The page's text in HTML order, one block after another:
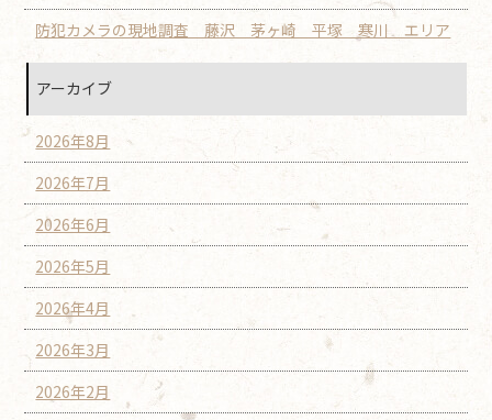
防犯カメラの現地調査 藤沢 茅ヶ崎 平塚 寒川 エリア
アーカイブ
2026年8月
2026年7月
2026年6月
2026年5月
2026年4月
2026年3月
2026年2月